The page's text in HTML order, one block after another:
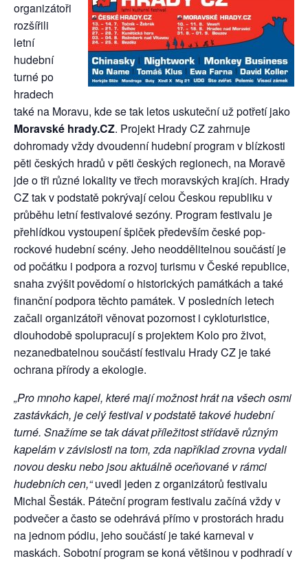
organizátoři
rozšířili
letní
hudební
turné po
hradech
také na Moravu, kde se tak letos uskuteční už potřetí jako
Moravské hrady.CZ. Projekt Hrady CZ zahrnuje
dohromady vždy dvoudenní hudební program v blízkosti
pěti českých hradů v pěti českých regionech, na Moravě
jde o tři různé lokality ve třech moravských krajích. Hrady
CZ tak v podstatě pokrývají celou Českou republiku v
průběhu letní festivalové sezóny. Program festivalu je
přehlídkou vystoupení špiček především české pop-
rockové hudební scény. Jeho neoddělitelnou součástí je
od počátku i podpora a rozvoj turismu v České republice,
snaha zvýšit povědomí o historických památkách a také
finanční podpora těchto památek. V posledních letech
začali organizátoři věnovat pozornost i cykloturistice,
dlouhodobě spolupracují s projektem Kolo pro život,
nezanedbatelnou součástí festivalu Hrady CZ je také
ochrana přírody a ekologie.
„Pro mnoho kapel, které mají možnost hrát na všech osmi
zastávkách, je celý festival v podstatě takové hudební
turné. Snažíme se tak dávat příležitost střídavě různým
kapelám v závislosti na tom, zda například zrovna vydali
novou desku nebo jsou aktuálně oceňované v rámci
hudebních cen,“uvedl jeden z organizátorů festivalu
Michal Šesták. Páteční program festivalu začíná vždy v
podvečer a často se odehrává přímo v prostorách hradu
na jednom pódiu, jeho součástí je také karneval v
maskách. Sobotní program se koná většinou v podhradí v